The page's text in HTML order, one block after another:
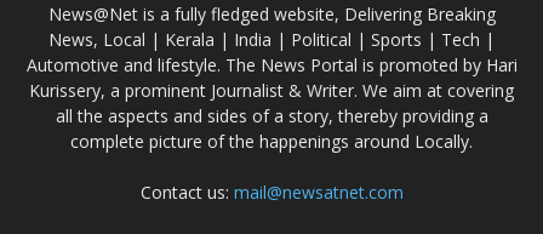
News@Net is a fully fledged website, Delivering Breaking
News, Local | Kerala | India | Political | Sports | Tech |
Automotive and lifestyle. The News Portal is promoted by Hari
Kurissery, a prominent Journalist & Writer. We aim at covering
all the aspects and sides of a story, thereby providing a
complete picture of the happenings around Locally.
Contact us: mail@newsatnet.com